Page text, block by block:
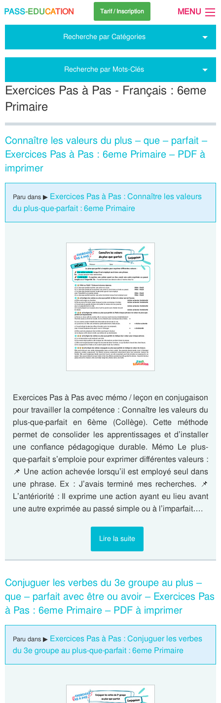
PASS-EDUCATION Tarif / Inscription MENU
Recherche par Catégories
Recherche par Mots-Clés
Exercices Pas à Pas - Français : 6eme
Primaire
Connaître les valeurs du plus – que – parfait –
Exercices Pas à Pas : 6eme Primaire – PDF à
imprimer
Paru dans ▶ Exercices Pas à Pas : Connaître les valeurs
du plus-que-parfait : 6eme Primaire
Exercices Pas à Pas avec mémo / leçon en conjugaison
pour travailler la compétence : Connaître les valeurs du
plus-que-parfait en 6ème (Collège). Cette méthode
permet de consolider les apprentissages et d’installer
une confiance pédagogique durable. Mémo Le plus-
que-parfait s’emploie pour exprimer différentes valeurs :
📌 Une action achevée lorsqu’il est employé seul dans
une phrase. Ex : J’avais terminé mes recherches. 📌
L’antériorité : Il exprime une action ayant eu lieu avant
une autre exprimée au passé simple ou à l’imparfait….
Lire la suite
Conjuguer les verbes du 3e groupe au plus –
que – parfait avec être ou avoir – Exercices Pas
à Pas : 6eme Primaire – PDF à imprimer
Paru dans ▶ Exercices Pas à Pas : Conjuguer les verbes
du 3e groupe au plus-que-parfait : 6eme Primaire